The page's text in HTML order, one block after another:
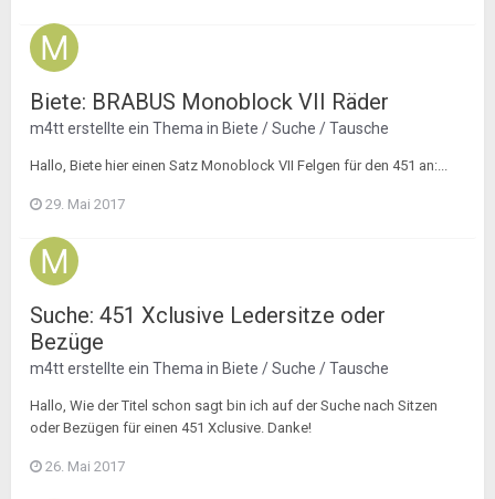
Biete: BRABUS Monoblock VII Räder
m4tterstellte ein Thema in Biete / Suche / Tausche
Hallo, Biete hier einen Satz Monoblock VII Felgen für den 451 an:...
29. Mai 2017
Suche: 451 Xclusive Ledersitze oder
Bezüge
m4tterstellte ein Thema in Biete / Suche / Tausche
Hallo, Wie der Titel schon sagt bin ich auf der Suche nach Sitzen
oder Bezügen für einen 451 Xclusive. Danke!
26. Mai 2017